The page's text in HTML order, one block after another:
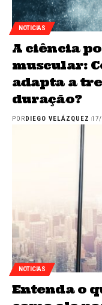
NOTICIAS
A ciência
muscular:
adapta a
duração?
PORDIEGO VELÁZQUEZ
NOTICIAS
Entenda o